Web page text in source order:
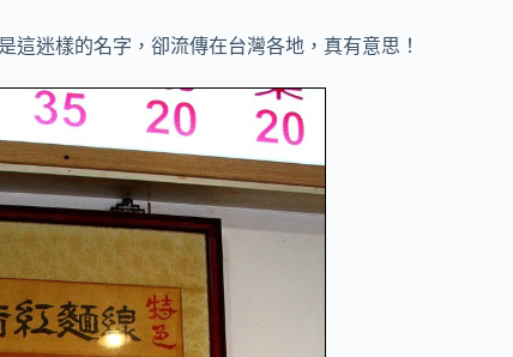
迷樣的名字，卻流傳在台灣各地，真有意思！